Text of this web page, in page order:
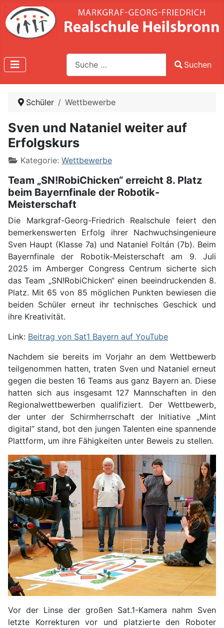
Suche
Type 2 or more characters for results.
Suchen
Schüler Wettbewerbe
Sven und Nataniel weiter auf
Erfolgskurs
Kategorie: Wettbewerbe
Team „SN!RobiChicken“ erreicht 8. Platz
beim Bayernfinale der Robotik-
Meisterschaft
Die Markgraf-Georg-Friedrich Realschule feiert den
bemerkenswerten Erfolg ihrer Nachwuchsingenieure
Sven Haupt (Klasse 7a) und Nataniel Foltán (7b). Beim
Bayernfinale der Robotik-Meisterschaft am 9. Juli
2025 im Amberger Congress Centrum sicherte sich
das Team „SN!RobiChicken“ einen beeindruckenden 8.
Platz. Mit 65 von 85 möglichen Punkten bewiesen die
beiden Schüler erneut ihr technisches Geschick und
ihre Kreativität.
Link: Beitrag von Sat1 Bayern auf YouTube
Nachdem sie bereits im Vorjahr an dem Wettbewerb
teilgenommen hatten, traten Sven und Nataniel erneut
gegen die besten 16 Teams aus ganz Bayern an. Diese
hatten sich aus insgesamt 127 Mannschaften in den
Regionalwettbewerben qualifiziert. Der Wettbewerb,
der unter der Schirmherrschaft der Initiative „Mint
digital“ stand, bot den jungen Talenten eine spannende
Plattform, um ihre Fähigkeiten unter Beweis zu stellen.
Vor der Linse der großen Sat.1-Kamera nahm Sven
letzte Korrekturen vor und platzierte den Roboter